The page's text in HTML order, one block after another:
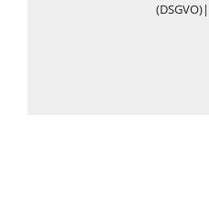
(DSGVO)|